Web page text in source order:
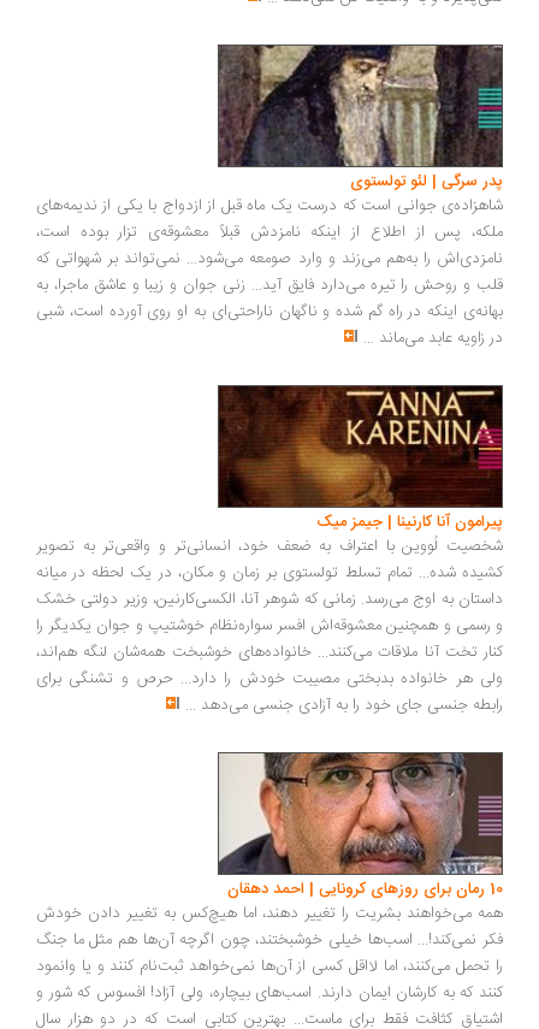
پدر سرگی | لئو تولستوی
شاهزاده‌ی جوانی است که درست یک ماه قبل از ازدواج با یکی از ندیمه‌های
ملکه، پس از اطلاع از اینکه نامزدش قبلاً معشوقه‌ی تزار بوده است،
نامزدی‌اش را به‌هم می‌زند و وارد صومعه می‌شود... نمی‌تواند بر شهواتی که
قلب و روحش را تیره می‌دارد فایق آید... زنی جوان و زیبا و عاشق ماجرا، به
بهانه‌ی اینکه در راه گم شده و ناگهان ناراحتی‌ای به او روی آورده است، شبی
در زاویه عابد می‌ماند ...
پیرامون آنا کارنینا | جیمز میک
شخصیت لُووین با اعتراف به ضعف خود، انسانی‌تر و واقعی‌تر به تصویر
کشیده شده... تمام تسلط تولستوی بر زمان و مکان، در یک لحظه در میانه
داستان به اوج می‌رسد. زمانی که شوهر آنا، الکسی‌کارنین، وزیر دولتی خشک
و رسمی و همچنین معشوقه‌اش افسر سواره‌نظام خوشتیپ و جوان یکدیگر را
کنار تخت آنا ملاقات می‌کنند... خانواده‌های خوشبخت همه‌شان لنگه هم‌اند،
ولی هر خانواده بدبختی مصیبت خودش را دارد... حرص و تشنگی برای
رابطه جنسی جای خود را به آزادی جنسی می‌دهد ...
10 رمان برای روزهای کرونایی | احمد دهقان
همه می‌خواهند بشریت را تغییر دهند، اما هیچ‌کس به تغییر دادن خودش
فکر نمی‌کند!... اسب‌ها خیلی خوشبختند، چون اگرچه آن‌ها هم مثل ما جنگ
را تحمل می‌کنند، اما لااقل کسی از آن‌ها نمی‌خواهد ثبت‌نام کنند و یا وانمود
کنند که به کارشان ایمان دارند. اسب‌های بیچاره، ولی آزاد! افسوس که شور و
اشتیاق کثافت فقط برای ماست... بهترین کتابی ا‌ست که در دو هزار سال